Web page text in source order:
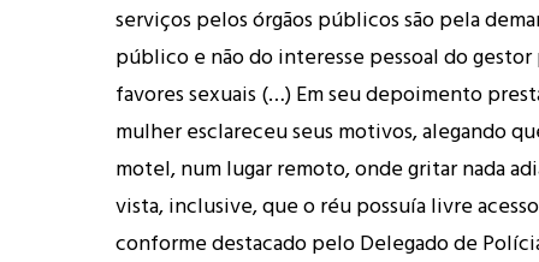
serviços pelos órgãos públicos são pela
público e não do interesse pessoal do
favores sexuais (…) Em seu depoimento
mulher esclareceu seus motivos, alegando
motel, num lugar remoto, onde gritar nada
vista, inclusive, que o réu possuía livre
conforme destacado pelo Delegado de